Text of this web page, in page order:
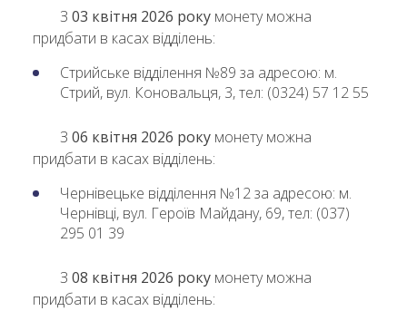
З 03 квітня 2026 року монету можна
придбати в касах відділень:
Стрийське відділення №89 за адресою: м.
Стрий, вул. Коновальця, 3, тел: (0324) 57 12 55
З 06 квітня 2026 року монету можна
придбати в касах відділень:
Чернівецьке відділення №12 за адресою: м.
Чернівці, вул. Героїв Майдану, 69, тел: (037)
295 01 39
З 08 квітня 2026 року монету можна
придбати в касах відділень: